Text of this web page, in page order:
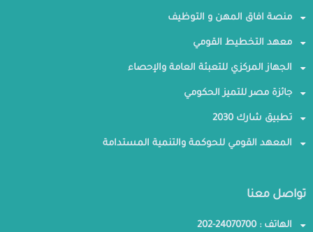
منصة افاق المهن و التوظيف
معهد التخطيط القومي
الجهاز المركزي للتعبئة العامة والإحصاء
جائزة مصر للتميز الحكومي
تطبيق شارك 2030
المعهد القومي للحوكمة والتنمية المستدامة
تواصل معنا
الهاتف : 24070700-202